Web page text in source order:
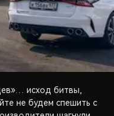
исход битвы,
не будем спешить с